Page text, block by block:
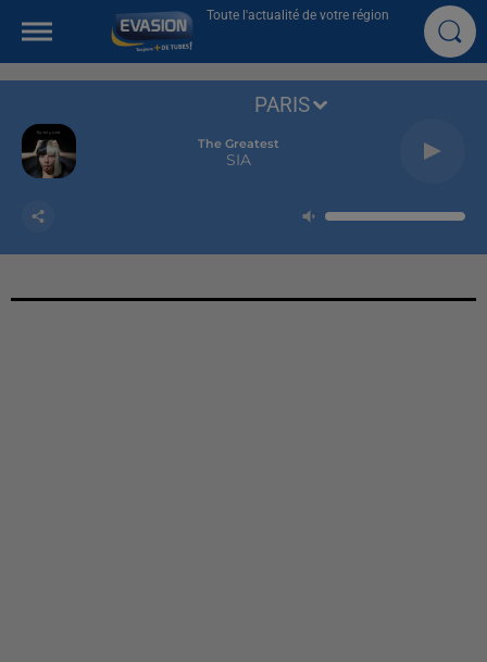
Toute l'actualité de votre région
The Greatest
SIA
PARIS